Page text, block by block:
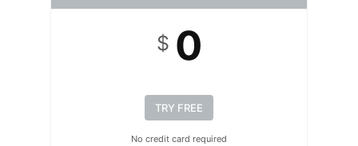
$ 0
TRY FREE
No credit card required